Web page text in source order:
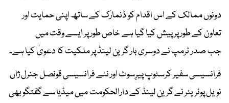
دونوں ممالک کے اس اقدام کو ڈنمارک کے ساتھ اپنی حمایت اور
تعاون کے طور پر پیش کیا گیا ہے خاص طور پر ایسے وقت میں
جب صدر ٹرمپ نے دوسری بار گرین لینڈ پر ملکیت کا دعویٰ کیا ہے۔
فرانسیسی سفیر کرسٹوپ پیرِسوٹ اور نئے فرانسیسی قونصل جنرل ژاں
نویل پوئریئر نے گرین لینڈ کے دارالحکومت میں میڈیا سے گفتگو بھی